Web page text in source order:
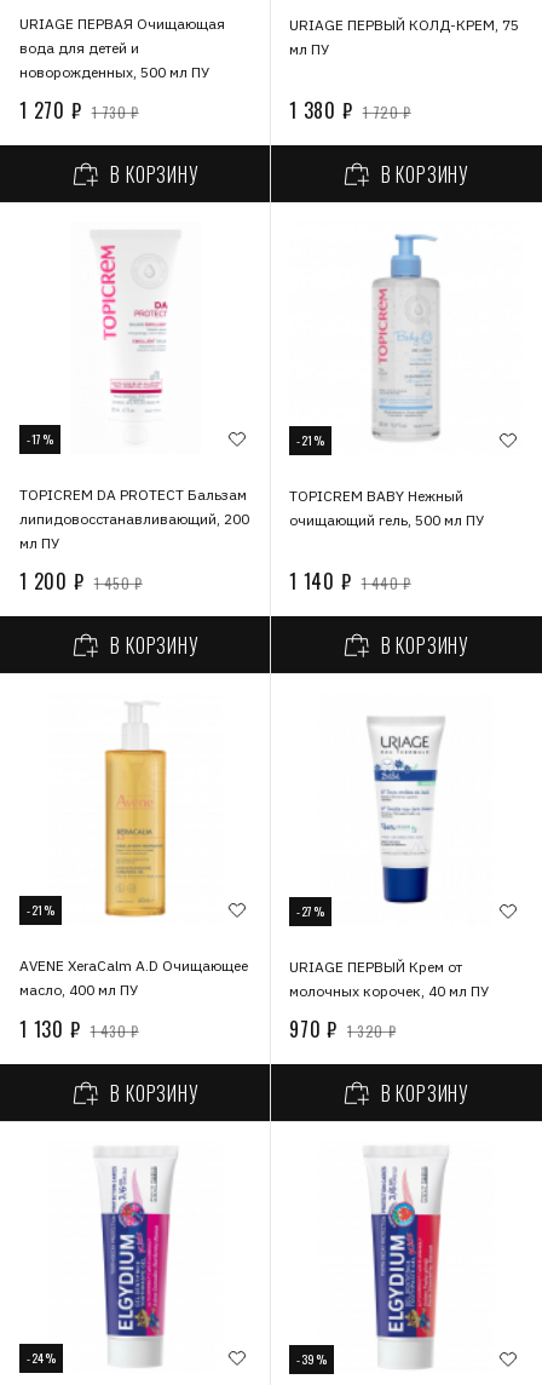
URIAGE ПЕРВАЯ Очищающая
вода для детей и
новорожденных, 500 мл ПУ
1 270 ₽ 1 730 ₽
В КОРЗИНУ
URIAGE ПЕРВЫЙ КОЛД-КРЕМ, 75
мл ПУ
1 380 ₽ 1 720 ₽
В КОРЗИНУ
-17%
TOPICREM DA PROTECT Бальзам
липидовосстанавливающий, 200
мл ПУ
1 200 ₽ 1 450 ₽
В КОРЗИНУ
-21%
TOPICREM BABY Нежный
очищающий гель, 500 мл ПУ
1 140 ₽ 1 440 ₽
В КОРЗИНУ
-21%
AVENE XeraCalm A.D Очищающее
масло, 400 мл ПУ
1 130 ₽ 1 430 ₽
В КОРЗИНУ
-27%
URIAGE ПЕРВЫЙ Крем от
молочных корочек, 40 мл ПУ
970 ₽ 1 320 ₽
В КОРЗИНУ
-24% -39%